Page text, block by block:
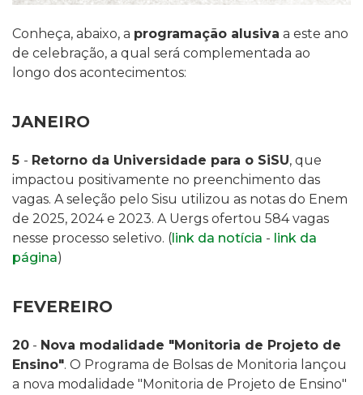
Conheça, abaixo, a programação alusiva a este ano
de celebração, a qual será complementada ao
longo dos acontecimentos:
JANEIRO
5 - Retorno da Universidade para o SiSU, que
impactou positivamente no preenchimento das
vagas. A seleção pelo Sisu utilizou as notas do Enem
de 2025, 2024 e 2023. A Uergs ofertou 584 vagas
nesse processo seletivo. (link da notícia - link da
página)
FEVEREIRO
20 - Nova modalidade "Monitoria de Projeto de
Ensino". O Programa de Bolsas de Monitoria lançou
a nova modalidade "Monitoria de Projeto de Ensino"